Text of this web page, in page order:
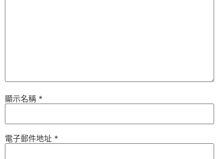
顯示名稱 *
電子郵件地址 *